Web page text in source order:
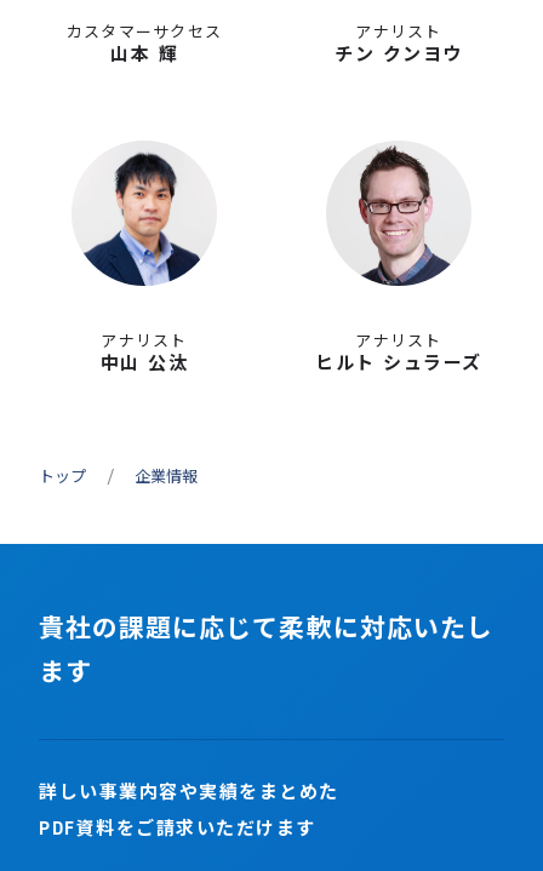
カスタマーサクセス
山本 輝
アナリスト
チン クンヨウ
アナリスト
中山 公汰
アナリスト
ヒルト シュラーズ
トップ 企業情報
貴社の課題に応じて柔軟に対応いたし
ます
詳しい事業内容や実績をまとめた
PDF資料をご請求いただけます